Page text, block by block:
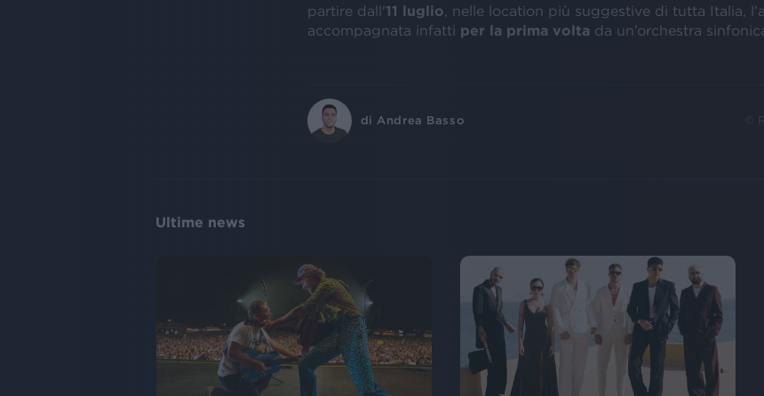
partire dall'11 luglio , nelle location più suggestive di tutta Italia,
accompagnata infatti per la prima volta da un’orchestra
diAndrea Basso ©
Ultime news